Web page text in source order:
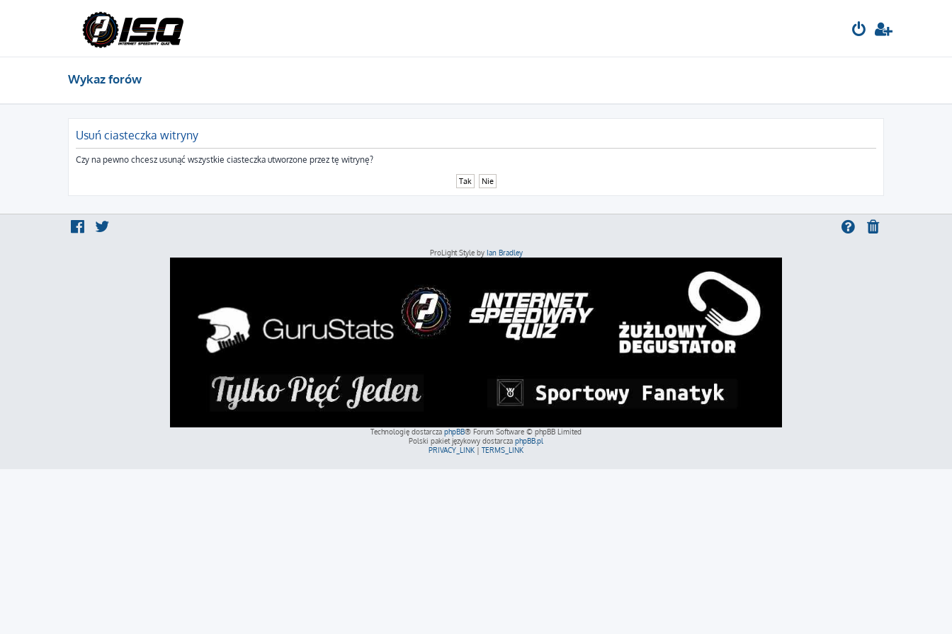
Wykaz forów
Usuń ciasteczka witryny
Czy na pewno chcesz usunąć wszystkie ciasteczka utworzone przez tę witrynę?
ProLight Style by Ian Bradley
Technologię dostarcza phpBB® Forum Software © phpBB Limited
Polski pakiet językowy dostarcza phpBB.pl
PRIVACY_LINK | TERMS_LINK